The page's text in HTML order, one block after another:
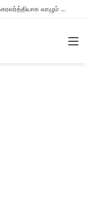
இந்த இடங்களில் மச்சம் உள்ள ஆண்கள் சக்கரவர்த்தியாக வாழும் அதிர்ஷ்டம் உள்ளவர்களாம் – உங்களுக்கு இருக்கா?